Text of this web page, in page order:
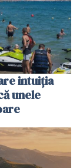
intuiția
unele